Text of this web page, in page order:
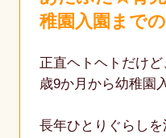
稚園入園まで
正直ヘトヘトだけ
歳9か月から幼稚園
長年ひとりぐらし